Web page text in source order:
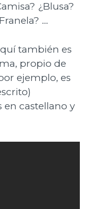
¿Blusa?
…
también es
propio de
ejemplo, es
en castellano y